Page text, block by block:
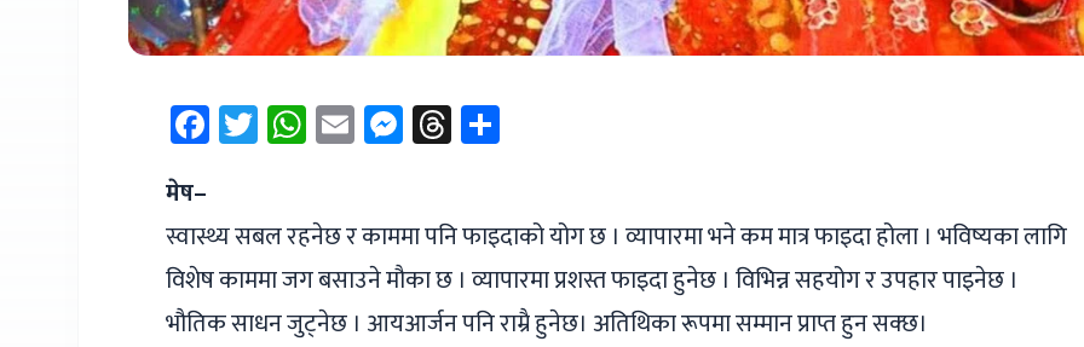
Facebook
Twitter
WhatsApp
EmailMessenger
Threads
मेष–
स्वास्थ्य सबल रहनेछ र काममा पनि फाइदाको योग छ । व्यापारमा भने कम मात्र फाइदा होला । भविष्यका लागि
विशेष काममा जग बसाउने मौका छ । व्यापारमा प्रशस्त फाइदा हुनेछ । विभिन्न सहयोग र उपहार पाइनेछ ।
भौतिक साधन जुट्नेछ । आयआर्जन पनि राम्रै हुनेछ। अतिथिका रूपमा सम्मान प्राप्त हुन सक्छ।